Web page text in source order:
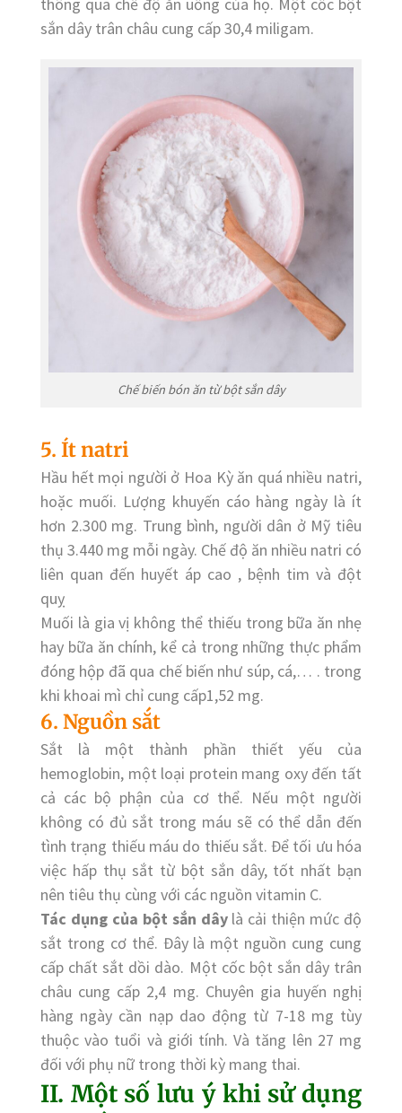
sắn dây trân châu cung cấp 30,4 miligam.
Chế biến bón ăn từ bột sắn dây
5. Ít natri
Hầu hết mọi người ở Hoa Kỳ ăn quá nhiều natri,
hoặc muối. Lượng khuyến cáo hàng ngày là ít
hơn 2.300 mg. Trung bình, người dân ở Mỹ tiêu
thụ 3.440 mg mỗi ngày. Chế độ ăn nhiều natri có
liên quan đến huyết áp cao , bệnh tim và đột
quỵ
Muối là gia vị không thể thiếu trong bữa ăn nhẹ
hay bữa ăn chính, kể cả trong những thực phẩm
đóng hộp đã qua chế biến như súp, cá,… . trong
khi khoai mì chỉ cung cấp1,52 mg.
6. Nguồn sắt
Sắt là một thành phần thiết yếu của
hemoglobin, một loại protein mang oxy đến tất
cả các bộ phận của cơ thể. Nếu một người
không có đủ sắt trong máu sẽ có thể dẫn đến
tình trạng thiếu máu do thiếu sắt. Để tối ưu hóa
việc hấp thụ sắt từ bột sắn dây, tốt nhất bạn
nên tiêu thụ cùng với các nguồn vitamin C.
Tác dụng của bột sắn dâylà cải thiện mức độ
sắt trong cơ thể. Đây là một nguồn cung cung
cấp chất sắt dồi dào. Một cốc bột sắn dây trân
châu cung cấp 2,4 mg. Chuyên gia huyến nghị
hàng ngày cần nạp dao động từ 7-18 mg tùy
thuộc vào tuổi và giới tính. Và tăng lên 27 mg
đối với phụ nữ trong thời kỳ mang thai.
II. Một số lưu ý khi sử dụng